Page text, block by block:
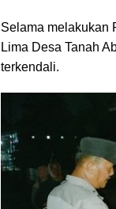
Selama melakukan
Lima Desa Tanah
terkendali.